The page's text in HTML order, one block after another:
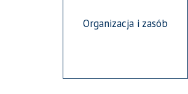
Organizacja i zasób